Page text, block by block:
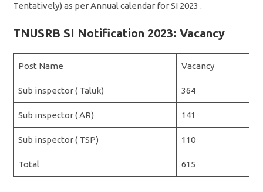
Tentatively) as per Annual calendar for SI 2023 .
TNUSRB SI Notification 2023: Vacancy
Post Name Vacancy
Sub inspector ( Taluk) 364
Sub inspector ( AR) 141
Sub inspector ( TSP) 110
Total 615